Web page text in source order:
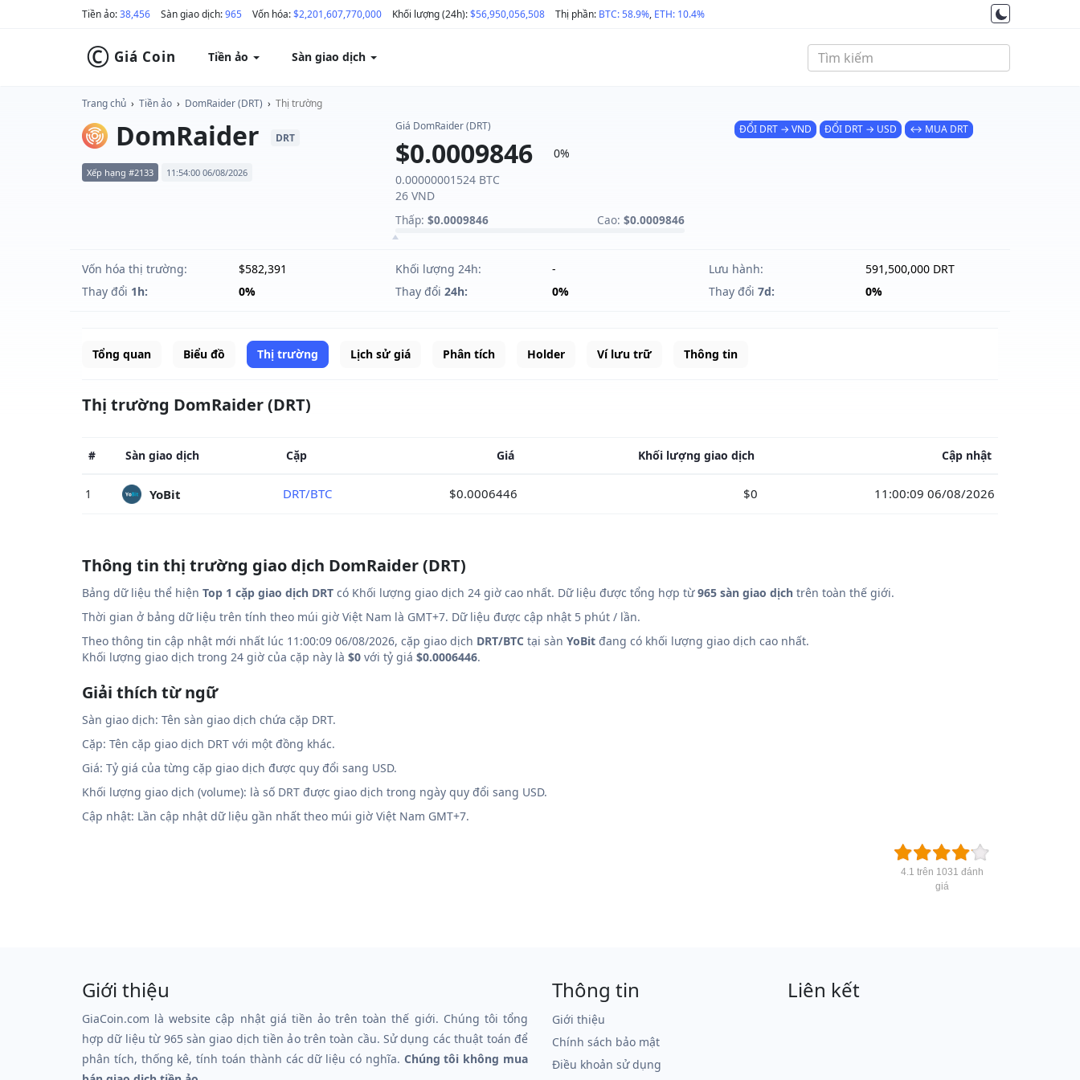
Tiền ảo:38,456 Sàn giao dịch:965 Vốn hóa:$2,201,607,770,000 Khối lượng (24h):$56,950,056,508 Thị phần: BTC: 58.9%, ETH: 10.4%
© Giá Coin Tiền ảo Sàn giao dịch
Trang chủ › Tiền ảo › DomRaider (DRT) › Thị trường
DomRaider DRT
Xếp hạng #2133 11:54:00 06/08/2026
Giá DomRaider (DRT)
$0.0009846
0%
0.00000001524 BTC
26 VND
Thấp: $0.0009846 Cao: $0.0009846
ĐỔI DRT → VND ĐỔI DRT → USD ↔ MUA DRT
Vốn hóa thị trường: $582,391 Khối lượng 24h: - Lưu hành:
591,500,000 DRT
Thay đổi 1h: 0% Thay đổi 24h: 0% Thay đổi 7d: 0%
Tổng quan Biểu đồ Thị trường Lịch sử giá Phân tích Holder Ví lưu trữ Thông tin
Thị trường DomRaider (DRT)
# Sàn giao dịch Cặp Giá Khối lượng giao dịch Cập nhật
1 YoBit DRT/BTC $0.0006446 $0 11:00:09 06/08/2026
Thông tin thị trường giao dịch DomRaider (DRT)
Bảng dữ liệu thể hiện Top 1 cặp giao dịch DRT có Khối lượng giao dịch 24 giờ cao nhất. Dữ liệu được tổng hợp từ965 sàn giao dịch trên toàn thế giới.
Thời gian ở bảng dữ liệu trên tính theo múi giờ Việt Nam là GMT+7. Dữ liệu được cập nhật 5 phút / lần.
Theo thông tin cập nhật mới nhất lúc 11:00:09 06/08/2026, cặp giao dịch DRT/BTC tại sàn YoBit đang có khối lượng giao dịch cao nhất.
Khối lượng giao dịch trong 24 giờ của cặp này là $0 với tỷ giá $0.0006446.
Giải thích từ ngữ
Sàn giao dịch: Tên sàn giao dịch chứa cặp DRT.
Cặp: Tên cặp giao dịch DRT với một đồng khác.
Giá: Tỷ giá của từng cặp giao dịch được quy đổi sang USD.
Khối lượng giao dịch (volume): là số DRT được giao dịch trong ngày quy đổi sang USD.
Cập nhật: Lần cập nhật dữ liệu gần nhất theo múi giờ Việt Nam GMT+7.
4.1 trên 1031 đánh
giá
Giới thiệu
GiaCoin.com là website cập nhật giá tiền ảo trên toàn thế giới. Chúng tôi tổng
hợp dữ liệu từ 965 sàn giao dịch tiền ảo trên toàn cầu. Sử dụng các thuật toán để
phân tích, thống kê, tính toán thành các dữ liệu có nghĩa. Chúng tôi không mua
Thông tin
Giới thiệu
Chính sách bảo mật
Điều khoản sử dụng
Liên kết